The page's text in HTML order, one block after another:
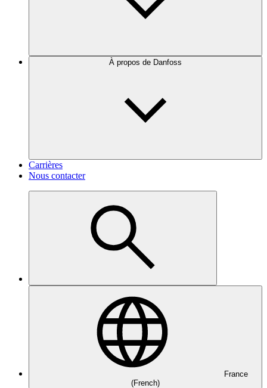
À propos de Danfoss
Carrières
Nous contacter
France
(French)